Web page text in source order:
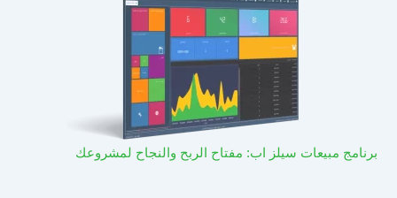
برنامج مبيعات سيلز اب: مفتاح الربح والنجاح لمشروعك